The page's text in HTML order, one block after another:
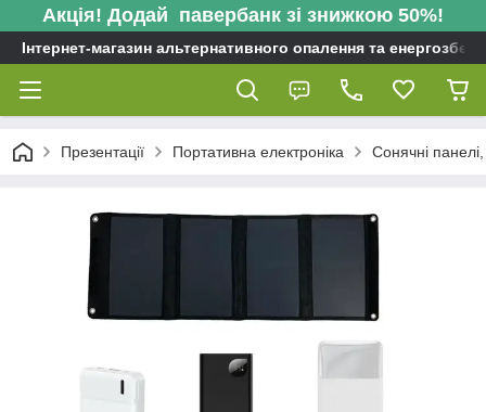
Акція! Додай павербанк зі знижкою 50%!
Інтернет-магазин альтернативного опалення та
Презентації Портативна електроніка Сонячні